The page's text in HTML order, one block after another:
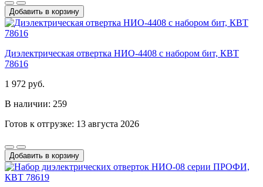
Добавить в корзину
Диэлектрическая отвертка НИО-4408 с набором бит, КВТ
78616
1 972 руб.
В наличии: 259
Готов к отгрузке: 13 августа 2026
Добавить в корзину